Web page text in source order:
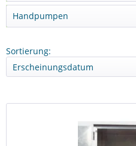
Handpumpen
Sortierung: